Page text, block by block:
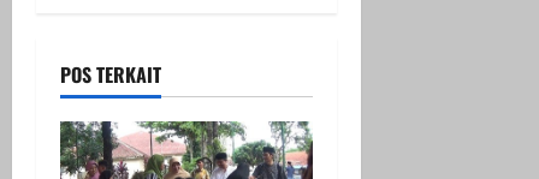
a
v
POS TERKAIT